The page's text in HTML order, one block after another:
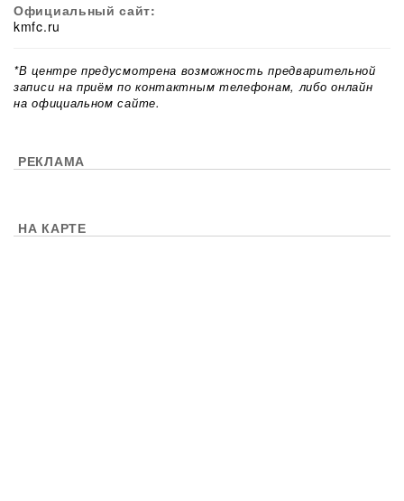
Официальный сайт:
kmfc.ru
*В центре предусмотрена возможность предварительной
записи на приём по контактным телефонам, либо онлайн
на официальном сайте.
РЕКЛАМА
НА КАРТЕ